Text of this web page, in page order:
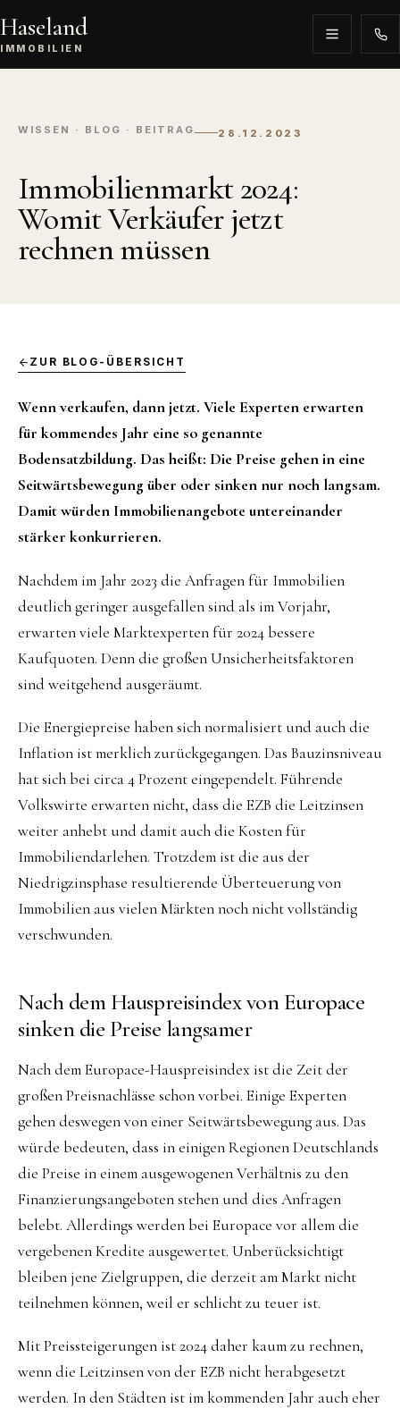
Haseland
IMMOBILIEN
WISSEN · BLOG · BEITRAG 28.12.2023
Immobilienmarkt 2024:
Womit Verkäufer jetzt
rechnen müssen
ZUR BLOG-ÜBERSICHT
Wenn verkaufen, dann jetzt. Viele Experten erwarten
für kommendes Jahr eine so genannte
Bodensatzbildung. Das heißt: Die Preise gehen in eine
Seitwärtsbewegung über oder sinken nur noch langsam.
Damit würden Immobilienangebote untereinander
stärker konkurrieren.
Nachdem im Jahr 2023 die Anfragen für Immobilien
deutlich geringer ausgefallen sind als im Vorjahr,
erwarten viele Marktexperten für 2024 bessere
Kaufquoten. Denn die großen Unsicherheitsfaktoren
sind weitgehend ausgeräumt.
Die Energiepreise haben sich normalisiert und auch die
Inflation ist merklich zurückgegangen. Das Bauzinsniveau
hat sich bei circa 4 Prozent eingependelt. Führende
Volkswirte erwarten nicht, dass die EZB die Leitzinsen
weiter anhebt und damit auch die Kosten für
Immobiliendarlehen. Trotzdem ist die aus der
Niedrigzinsphase resultierende Überteuerung von
Immobilien aus vielen Märkten noch nicht vollständig
verschwunden.
Nach dem Hauspreisindex von Europace
sinken die Preise langsamer
Nach dem Europace-Hauspreisindex ist die Zeit der
großen Preisnachlässe schon vorbei. Einige Experten
gehen deswegen von einer Seitwärtsbewegung aus. Das
würde bedeuten, dass in einigen Regionen Deutschlands
die Preise in einem ausgewogenen Verhältnis zu den
Finanzierungsangeboten stehen und dies Anfragen
belebt. Allerdings werden bei Europace vor allem die
vergebenen Kredite ausgewertet. Unberücksichtigt
bleiben jene Zielgruppen, die derzeit am Markt nicht
teilnehmen können, weil er schlicht zu teuer ist.
Mit Preissteigerungen ist 2024 daher kaum zu rechnen,
wenn die Leitzinsen von der EZB nicht herabgesetzt
werden. In den Städten ist im kommenden Jahr auch eher